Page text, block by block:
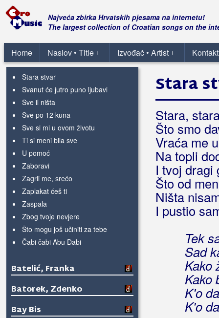
Najveća zbirka Hrvatskih pjesama na internetu!
The largest collection of Croatian songs on the
Home +
Naslov • Title +
Izvođač • Artist
Sa mnom nitko neće zapjevati
Sad mi reci dok si s njime
Samo da te ne sretnem
Samo ti
Stara stvar
Svanut će jutro puno ljubavi
Sve il ništa
Sve po 12 kuna
Sve si mi u ovom životu
Ti si meni bila sve
U pomoć
Zaboravi
Zagrli me, srećo
Zaplakat ćeš ti
Zaspala
Zbog tvoje nevjere
Što mogu još učiniti za tebe
Čabi čabi Abu Dabi
Batelić, Franka
Batorek, Zdenko
Bay Bis
Stara
Stara,
Što smo
Vraća me
Na topli
I tvoj dragi
Što od
Ništa
I pustio
Tek
Sad
Kako
Kako
K'o
K'o